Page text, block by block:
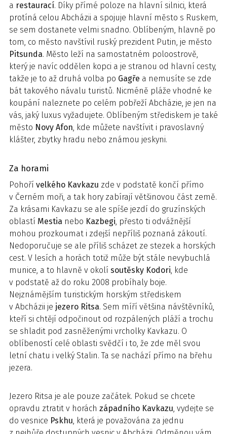
a restaurací. Díky přímé poloze na hlavní silnici, která
protíná celou Abcházii a spojuje hlavní město s Ruskem,
se sem dostanete velmi snadno. Oblíbeným, hlavně po
tom, co město navštívil ruský prezident Putin, je město
Pitsunda. Město leží na samostatném poloostrově,
který je navíc oddělen kopci a je stranou od hlavní cesty,
takže je to až druhá volba po Gagře a nemusíte se zde
bát takového návalu turistů. Nicméně pláže vhodné ke
koupání naleznete po celém pobřeží Abcházie, je jen na
vás, jaký luxus vyžadujete. Oblíbeným střediskem je také
město Novy Afon, kde můžete navštívit i pravoslavný
klášter, zbytky hradu nebo známou jeskyni.
Za horami
Pohoří velkého Kavkazu zde v podstatě končí přímo
v Černém moři, a tak hory zabírají většinovou část země.
Za krásami Kavkazu se ale spíše jezdí do gruzínských
oblastí Mestia nebo Kazbegi, přesto ti odvážnější
mohou prozkoumat i zdejší nepříliš poznaná zákoutí.
Nedoporučuje se ale příliš scházet ze stezek a horských
cest. V lesích a horách totiž může být stále nevybuchlá
munice, a to hlavně v okolí soutěsky Kodori, kde
v podstatě až do roku 2008 probíhaly boje.
Nejznámějším turistickým horským střediskem
v Abcházii je jezero Ritsa. Sem míří většina návštěvníků,
kteří si chtějí odpočinout od rozpálených pláží a trochu
se shladit pod zasněženými vrcholky Kavkazu. O
oblíbeností celé oblasti svědčí i to, že zde měl svou
letní chatu i velký Stalin. Ta se nachází přímo na břehu
jezera.
Jezero Ritsa je ale pouze začátek. Pokud se chcete
opravdu ztratit v horách západního Kavkazu, vydejte se
do vesnice Pskhu, která je považována za jednu